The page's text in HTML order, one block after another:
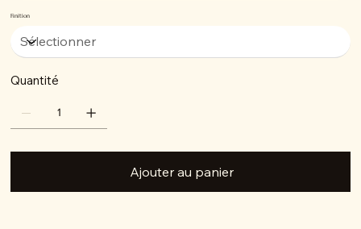
Finition
Quantité
Ajouter au panier